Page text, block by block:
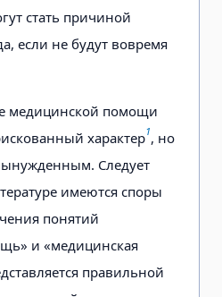
стать причиной
если не будут вовремя
медицинской помощи
характер1, но
Следует
имеются споры
понятий
и «медицинская
правильной